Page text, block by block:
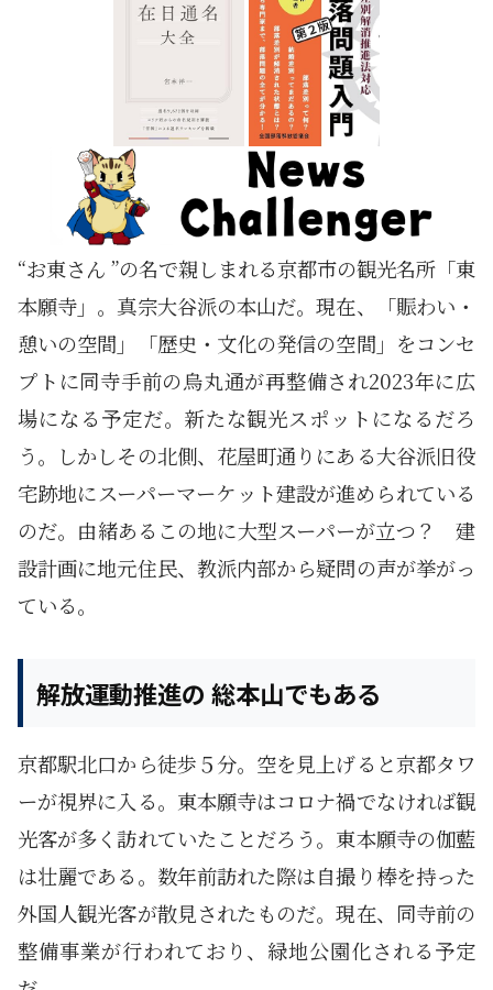
“お東さん ”の名で親しまれる京都市の観光名所「東
本願寺」。真宗大谷派の本山だ。現在、「賑わい・
憩いの空間」「歴史・文化の発信の空間」をコンセ
プトに同寺手前の烏丸通が再整備され2023年に広
場になる予定だ。新たな観光スポットになるだろ
う。しかしその北側、花屋町通りにある大谷派旧役
宅跡地にスーパーマーケット建設が進められている
のだ。由緒あるこの地に大型スーパーが立つ？ 建
設計画に地元住民、教派内部から疑問の声が挙がっ
ている。
解放運動推進の 総本山でもある
京都駅北口から徒歩５分。空を見上げると京都タワ
ーが視界に入る。東本願寺はコロナ禍でなければ観
光客が多く訪れていたことだろう。東本願寺の伽藍
は壮麗である。数年前訪れた際は自撮り棒を持った
外国人観光客が散見されたものだ。現在、同寺前の
整備事業が行われており、緑地公園化される予定